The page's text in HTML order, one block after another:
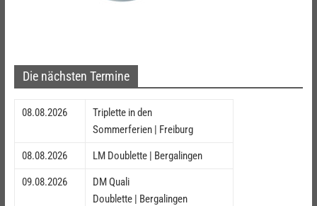
Die nächsten Termine
08.08.2026
Triplette in den
Sommerferien | Freiburg
08.08.2026 LM Doublette | Bergalingen
09.08.2026
DM Quali
Doublette | Bergalingen